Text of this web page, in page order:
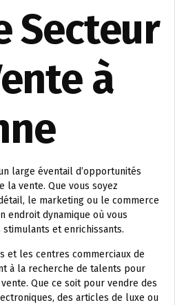
Secteur
à
large éventail d’opportunités
la vente. Que vous soyez
le marketing ou le commerce
endroit dynamique où vous
et enrichissants.
et les centres commerciaux de
à la recherche de talents pour
Que ce soit pour vendre des
des articles de luxe ou